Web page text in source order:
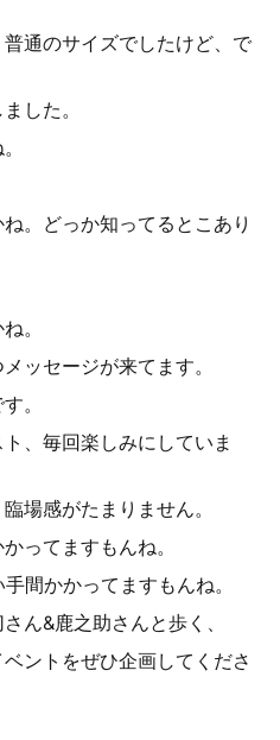
通のサイズでしたけど、で
した。
。どっか知ってるとこあり
。
ッセージが来てます。
。
、毎回楽しみにしていま
場感がたまりません。
ってますもんね。
間かかってますもんね。
ん&鹿之助さんと歩く、
ントをぜひ企画してくださ